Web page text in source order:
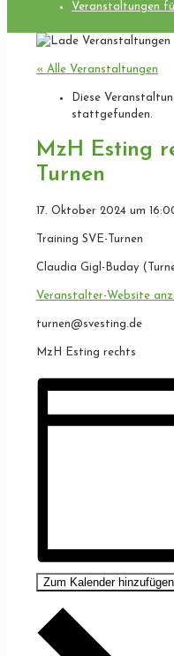
Veranstaltungen
« Alle Veranstaltungen
Diese
stattgefunden.
MzH Esting
Turnen
17. Oktober 2024 um
Training SVE-Turnen
Claudia Gigl-Buday
Veranstalter-Website
turnen@svesting.de
MzH Esting rechts
Zum Kalender hinzufügen